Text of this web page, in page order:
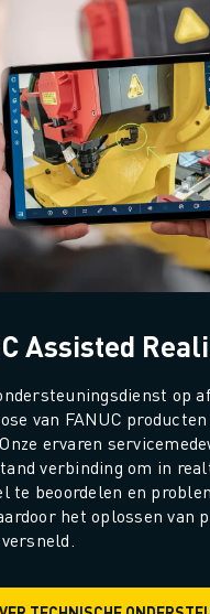
Assisted
op
van FANUC producten
ervaren
verbinding om in
te beoordelen en
het oplossen van